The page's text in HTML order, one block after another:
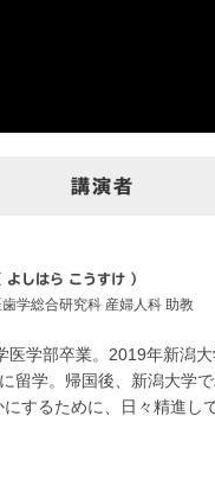
講演者
よしはら こうすけ ）
学総合研究科 産婦人科 助教
医学部卒業。2019年新潟
留学。帰国後、新潟大学
するために、日々精進し